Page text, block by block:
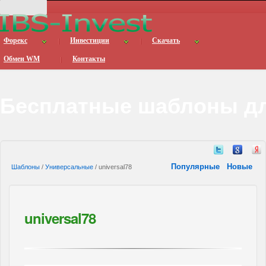
Форекс Инвестиции Скачать
Обмен WM Контакты
Шаблоны / Универсальные / universal78 Популярные Новые
universal78